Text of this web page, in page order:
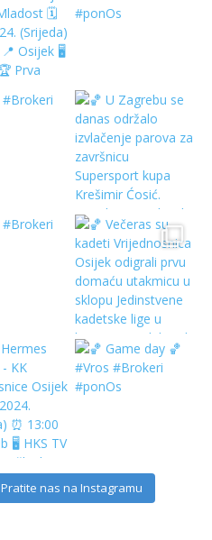
Pratite nas na Instagramu